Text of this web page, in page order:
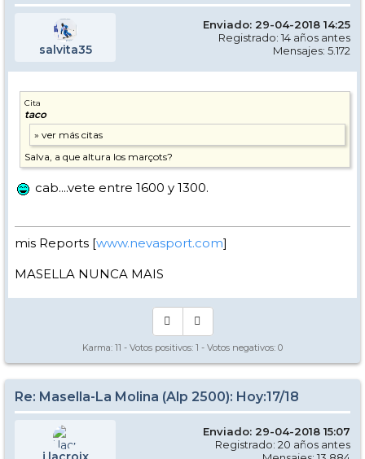
salvita35
Enviado: 29-04-2018 14:25
Registrado: 14 años antes
Mensajes: 5.172
Cita
taco
Salva, a que altura los marçots?
cab....vete entre 1600 y 1300.
mis Reports [www.nevasport.com]
MASELLA NUNCA MAIS
Karma: 11 - Votos positivos: 1 - Votos negativos: 0
Re: Masella-La Molina (Alp 2500): Hoy:17/18
Enviado: 29-04-2018 15:07
Registrado: 20 años antes